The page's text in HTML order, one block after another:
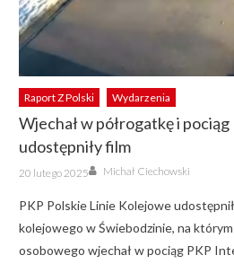
Raport Z Polski Wydarzenia
Wjechał w półrogatkę i
udostępniły film
Posted
on
20 lutego 2025 Author
Michał Ciechowski
PKP Polskie Linie Kolejowe
kolejowego w Świebodzinie, na
osobowego wjechał w pociąg PKP